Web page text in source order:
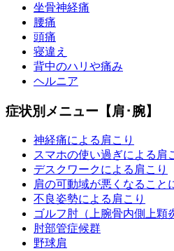
坐骨神経痛
腰痛
頭痛
寝違え
背中のハリや痛み
ヘルニア
症状別メニュー【肩･腕】
神経痛による肩こり
スマホの使い過ぎによる肩
デスクワークによる肩こり
肩の可動域が悪くなること
不良姿勢による肩こり
ゴルフ肘（上腕骨内側上顆
肘部管症候群
野球肩